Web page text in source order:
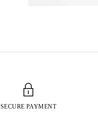
SECURE PAYMENT